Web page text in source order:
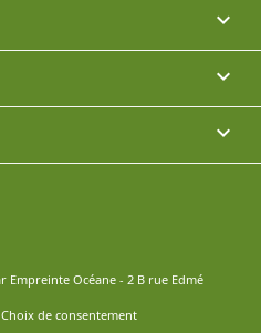



Océane - 2 B rue Edmé
Choix de consentement